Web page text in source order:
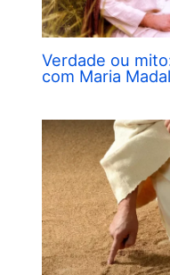
Verdade ou
com Maria